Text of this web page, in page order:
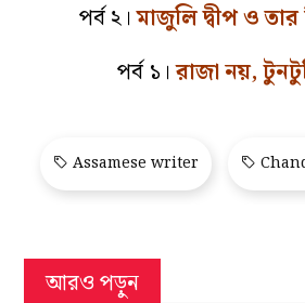
পর্ব ২।মাজুলি দ্বীপ ও তার
পর্ব ১। রাজা নয়,
Assamese writer
আরও পড়ুন